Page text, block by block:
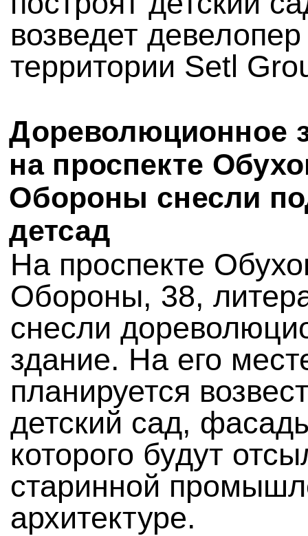
возведет девелопер
территории Setl
Дореволюционное
на проспекте
Обороны снесли
детсад
На проспекте
Обороны, 38,
снесли
здание. На его
планируется
детский сад,
которого будут
старинной
архитектуре.